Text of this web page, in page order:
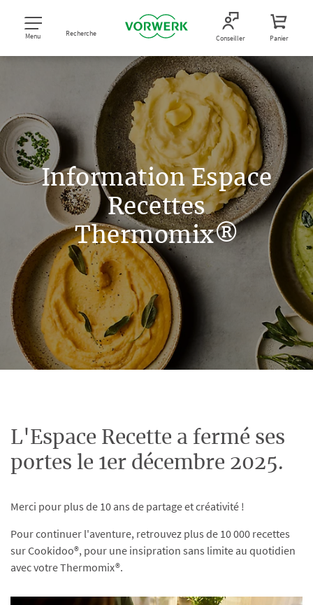
Menu Recherche Conseiller Panier
Information Espace
Recettes
Thermomix®
L'Espace Recette a fermé ses
portes le 1er décembre 2025.
Merci pour plus de 10 ans de partage et créativité !
Pour continuer l'aventure, retrouvez plus de 10 000 recettes
sur Cookidoo®, pour une insipration sans limite au quotidien
avec votre Thermomix®.